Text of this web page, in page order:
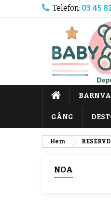
Telefon: 03 45
GÅNG
Hem
NOA